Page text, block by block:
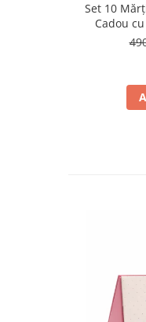
Set 10
Cadou